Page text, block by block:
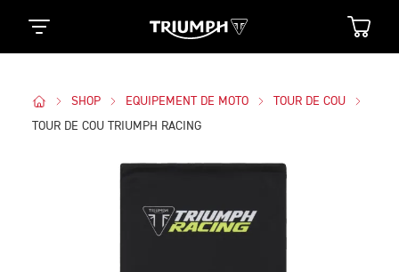
SHOP EQUIPEMENT DE MOTO
TOUR DE COU
TOUR DE COU TRIUMPH RACING
Des Photos